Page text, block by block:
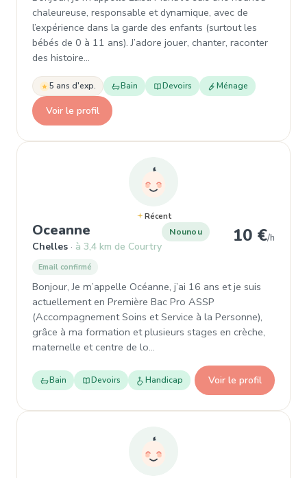
chaleureuse, responsable et dynamique, avec de
l’expérience dans la garde des enfants (surtout les
bébés de 0 à 11 ans). J’adore jouer, chanter, raconter
des histoire…
5 ans d'exp. Bain Devoirs Ménage
Voir le profil
Récent
Oceanne , Nounou à Chelles
Chelles à 3,4 km de Courtry
Nounou 10 €/h
Email confirmé
Bonjour, Je m’appelle Océanne, j’ai 16 ans et je suis
actuellement en Première Bac Pro ASSP
(Accompagnement Soins et Service à la Personne),
grâce à ma formation et plusieurs stages en crèche,
maternelle et centre de lo…
Bain Devoirs Handicap Voir le profil